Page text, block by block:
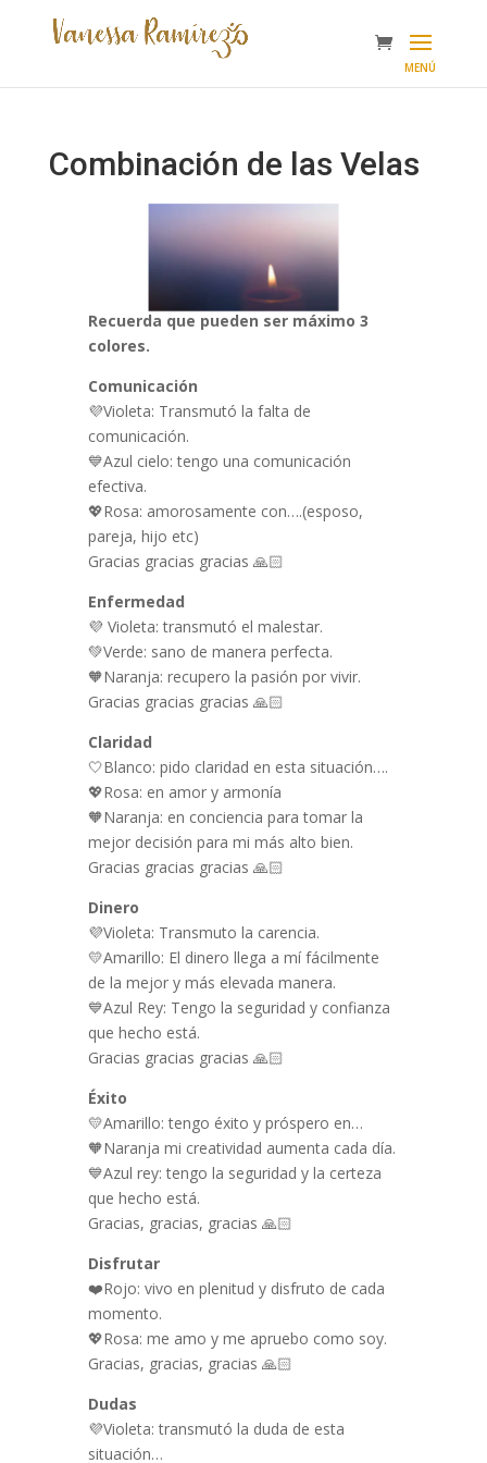
Combinación de las Velas
Recuerda que pueden ser máximo 3
colores.
Comunicación
💜Violeta: Transmutó la falta de
comunicación.
💙Azul cielo: tengo una comunicación
efectiva.
💖Rosa: amorosamente con….(esposo,
pareja, hijo etc)
Gracias gracias gracias 🙏🏻
Enfermedad
💜 Violeta: transmutó el malestar.
💚Verde: sano de manera perfecta.
🧡Naranja: recupero la pasión por vivir.
Gracias gracias gracias 🙏🏻
Claridad
🤍Blanco: pido claridad en esta situación….
💖Rosa: en amor y armonía
🧡Naranja: en conciencia para tomar la
mejor decisión para mi más alto bien.
Gracias gracias gracias 🙏🏻
Dinero
💜Violeta: Transmuto la carencia.
💛Amarillo: El dinero llega a mí fácilmente
de la mejor y más elevada manera.
💙Azul Rey: Tengo la seguridad y confianza
que hecho está.
Gracias gracias gracias 🙏🏻
Éxito
💛Amarillo: tengo éxito y próspero en…
🧡Naranja mi creatividad aumenta cada día.
💙Azul rey: tengo la seguridad y la certeza
que hecho está.
Gracias, gracias, gracias 🙏🏻
Disfrutar
❤️Rojo: vivo en plenitud y disfruto de cada
momento.
💖Rosa: me amo y me apruebo como soy.
Gracias, gracias, gracias 🙏🏻
Dudas
💜Violeta: transmutó la duda de esta
situación…